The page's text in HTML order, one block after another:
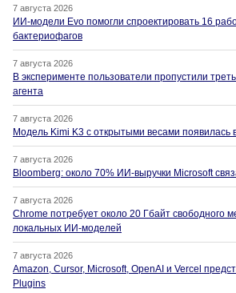
7 августа 2026
ИИ-модели Evo помогли спроектировать 16
бактериофагов
7 августа 2026
В эксперименте пользователи пропустили
агента
7 августа 2026
Модель Kimi K3 с открытыми весами появилась
7 августа 2026
Bloomberg: около 70% ИИ-выручки Microsoft
7 августа 2026
Chrome потребует около 20 Гбайт свободного
локальных ИИ-моделей
7 августа 2026
Amazon, Cursor, Microsoft, OpenAI и Vercel
Plugins